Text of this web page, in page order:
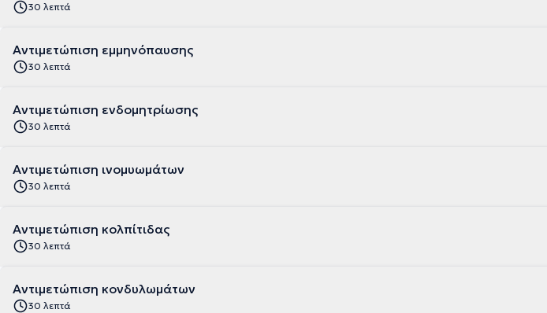
30 λεπτά
Αντιμετώπιση εμμηνόπαυσης
30 λεπτά
Αντιμετώπιση ενδομητρίωσης
30 λεπτά
Αντιμετώπιση ινομυωμάτων
30 λεπτά
Αντιμετώπιση κολπίτιδας
30 λεπτά
Αντιμετώπιση κονδυλωμάτων
30 λεπτά